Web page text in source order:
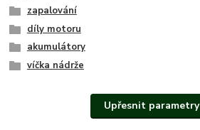
zapalování
díly motoru
akumulátory
víčka nádrže
Upřesnit parametry